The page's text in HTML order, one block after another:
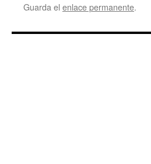
Guarda el enlace permanente.